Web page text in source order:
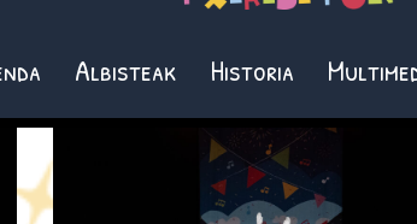
Albisteak Historia